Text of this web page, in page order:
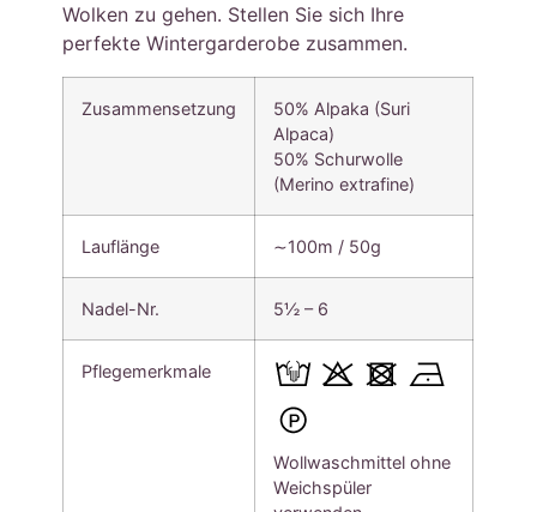
Wolken zu gehen. Stellen Sie sich Ihre
perfekte Wintergarderobe zusammen.
Zusammensetzung
50% Alpaka (Suri
Alpaca)
50% Schurwolle
(Merino extrafine)
Lauflänge ∼100m / 50g
Nadel-Nr. 5½ – 6
Pflegemerkmale
Wollwaschmittel ohne
Weichspüler